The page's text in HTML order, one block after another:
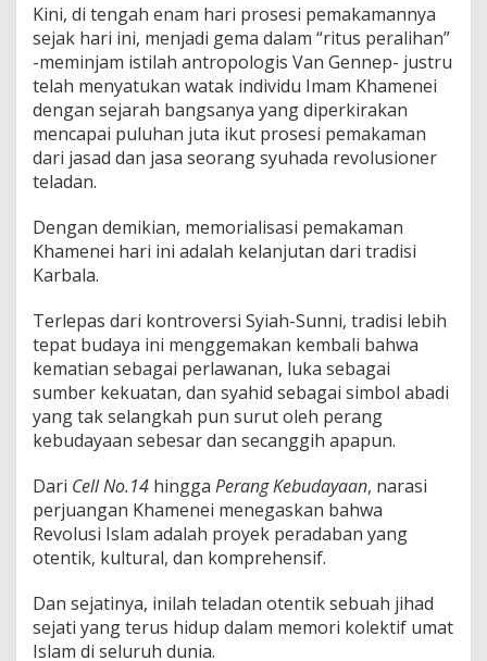
Kini, di tengah enam hari prosesi pemakamannya
sejak hari ini, menjadi gema dalam “ritus peralihan”
-meminjam istilah antropologis Van Gennep- justru
telah menyatukan watak individu Imam Khamenei
dengan sejarah bangsanya yang diperkirakan
mencapai puluhan juta ikut prosesi pemakaman
dari jasad dan jasa seorang syuhada revolusioner
teladan.
Dengan demikian, memorialisasi pemakaman
Khamenei hari ini adalah kelanjutan dari tradisi
Karbala.
Terlepas dari kontroversi Syiah-Sunni, tradisi lebih
tepat budaya ini menggemakan kembali bahwa
kematian sebagai perlawanan, luka sebagai
sumber kekuatan, dan syahid sebagai simbol abadi
yang tak selangkah pun surut oleh perang
kebudayaan sebesar dan secanggih apapun.
Dari Cell No.14 hingga Perang Kebudayaan, narasi
perjuangan Khamenei menegaskan bahwa
Revolusi Islam adalah proyek peradaban yang
otentik, kultural, dan komprehensif.
Dan sejatinya, inilah teladan otentik sebuah jihad
sejati yang terus hidup dalam memori kolektif umat
Islam di seluruh dunia.